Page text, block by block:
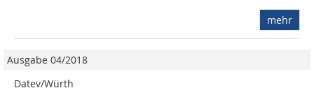
mehr
Ausgabe 04/2018
Datev/Würth